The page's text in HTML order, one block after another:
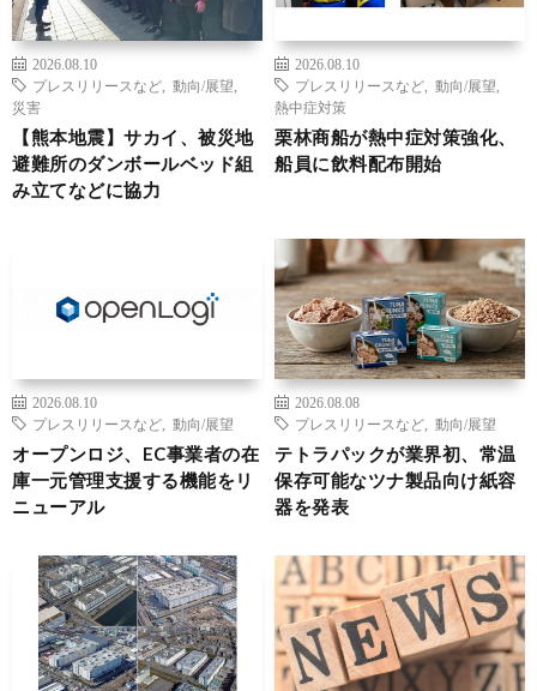
2026.08.10
プレスリリースなど
動向/展望
災害
【熊本地震】サカイ、被災地
避難所のダンボールベッド組
み立てなどに協力
2026.08.10
プレスリリースなど
動向/展望
熱中症対策
栗林商船が熱中症対策強化、
船員に飲料配布開始
2026.08.10
プレスリリースなど
動向/展望
オープンロジ、EC事業者の在
庫一元管理支援する機能をリ
ニューアル
2026.08.08
プレスリリースなど
動向/展望
テトラパックが業界初、常温
保存可能なツナ製品向け紙容
器を発表